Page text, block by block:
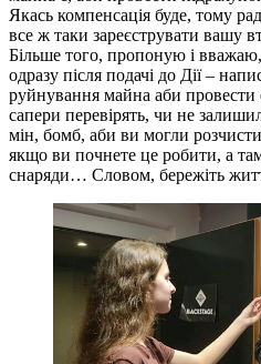
Якась компенсація буде, тому
все ж таки зареєструвати вашу
Більше того, пропоную і
одразу після подачі до Дії –
руйнування майна аби провести
сапери перевірять, чи не
мін, бомб, аби ви могли
якщо ви почнете це робити, а
снаряди… Словом, бережіть